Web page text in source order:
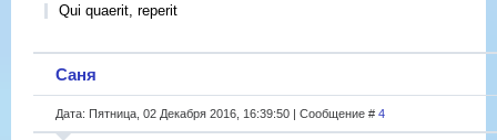
Qui quaerit, reperit
Саня
Дата: Пятница, 02 Декабря 2016, 16:39:50 | Сообщение # 4